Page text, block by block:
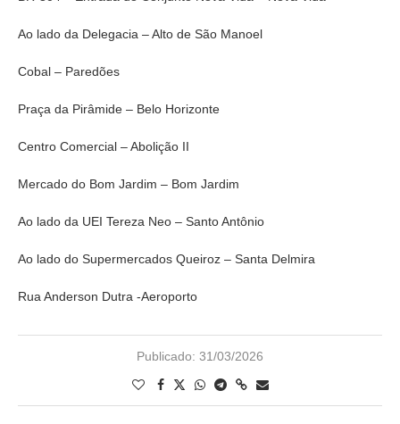
Ao lado da Delegacia – Alto de São Manoel
Cobal – Paredões
Praça da Pirâmide – Belo Horizonte
Centro Comercial – Abolição II
Mercado do Bom Jardim – Bom Jardim
Ao lado da UEI Tereza Neo – Santo Antônio
Ao lado do Supermercados Queiroz – Santa Delmira
Rua Anderson Dutra -Aeroporto
Publicado: 31/03/2026